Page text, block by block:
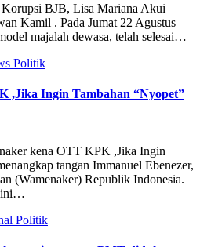
Korupsi BJB, Lisa Mariana Akui
Kamil . Pada Jumat 22 Agustus
majalah dewasa, telah selesai…
Politik
,Jika Ingin Tambahan “Nyopet”
kena OTT KPK ,Jika Ingin
tangan Immanuel Ebenezer,
(Wamenaker) Republik Indonesia.
ini…
Politik